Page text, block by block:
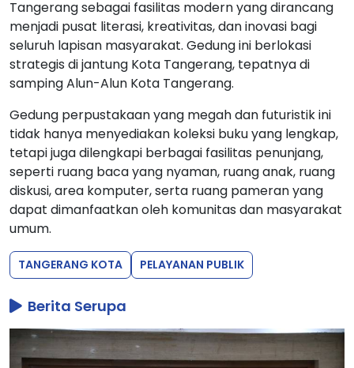
Gedung perpustakaan yang megah dan futuristik ini
tidak hanya menyediakan koleksi buku yang lengkap,
tetapi juga dilengkapi berbagai fasilitas penunjang,
seperti ruang baca yang nyaman, ruang anak, ruang
diskusi, area komputer, serta ruang pameran yang
umum.
TANGERANG KOTA PELAYANAN PUBLIK
Berita Serupa